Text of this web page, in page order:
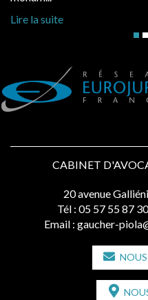
CABINET
20 avenue
Tél : 05 57 55 87 30
Email : gaucher-